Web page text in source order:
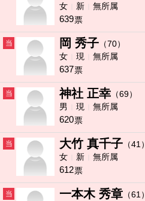
女
新 無所属
639票
当 岡 秀子 （70）
女
現 無所属
637票
当 神社 正幸 （69）
男
現 無所属
620票
当 大竹 真千子 （41）
女
新 無所属
612票
当 一本木 秀章 （61）